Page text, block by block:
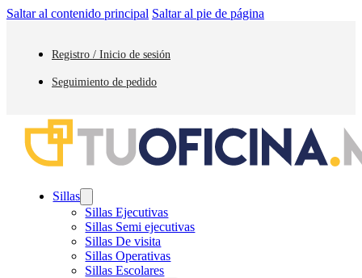
Saltar al contenido principal Saltar al pie de página
Registro / Inicio de sesión
Seguimiento de pedido
Sillas
Sillas Ejecutivas
Sillas Semi ejecutivas
Sillas De visita
Sillas Operativas
Sillas Escolares